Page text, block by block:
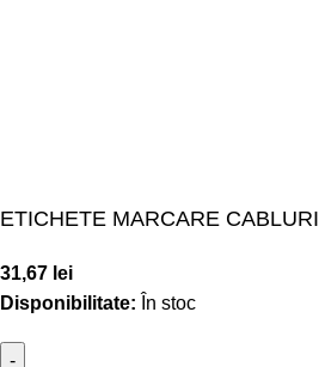
ETICHETE MARCARE CABLURI
31,67 lei
Disponibilitate: În stoc